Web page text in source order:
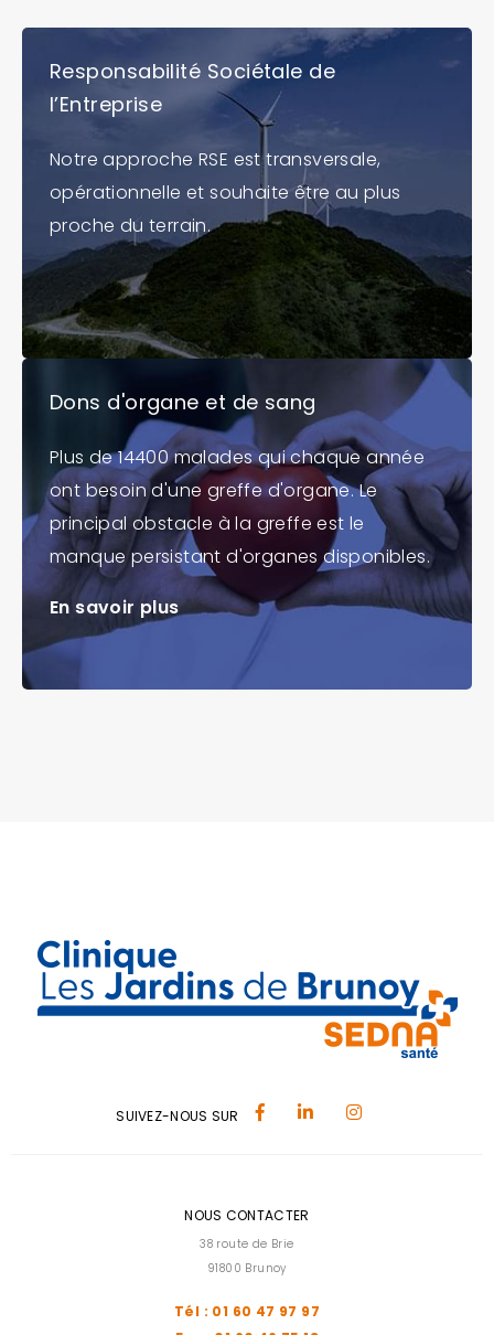
Responsabilité Sociétale de
l’Entreprise
Notre approche RSE est transversale,
opérationnelle et souhaite être au plus
proche du terrain.
Dons d'organe et de sang
Plus de 14400 malades qui chaque année
ont besoin d'une greffe d'organe. Le
principal obstacle à la greffe est le
manque persistant d'organes disponibles.
En savoir plus
SUIVEZ-NOUS SUR
NOUS CONTACTER
38 route de Brie
91800 Brunoy
Tél : 01 60 47 97 97